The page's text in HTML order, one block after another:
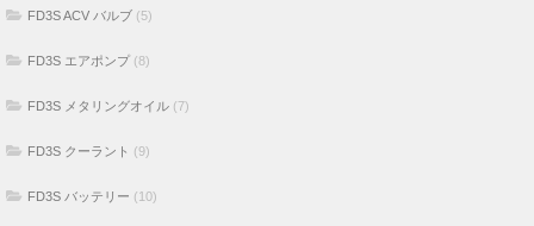
FD3S ACV バルブ (5)
FD3S エアポンプ (8)
FD3S メタリングオイル (7)
FD3S クーラント (9)
FD3S バッテリー (10)